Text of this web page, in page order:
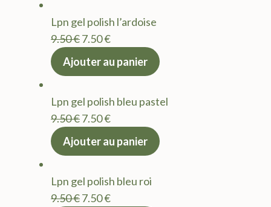
9.50 €.7.50 €.
Lpn gel polish l’ardoise
9.50€Le
prix
9.50 €.
7.50€Le
actuel
7.50 €.
Ajouter au panier
Lpn gel polish bleu pastel
9.50€Le
prix
9.50 €.
7.50€Le
actuel
7.50 €.
Ajouter au panier
Lpn gel polish bleu roi
9.50€Le
7.50€Le